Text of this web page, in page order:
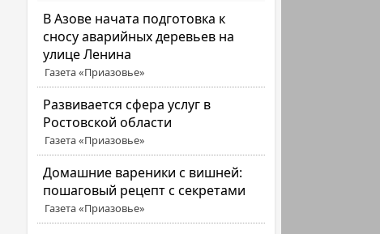
В Азове начата подготовка к
сносу аварийных деревьев на
улице Ленина
Газета «Приазовье»
Развивается сфера услуг в
Ростовской области
Газета «Приазовье»
Домашние вареники с вишней:
пошаговый рецепт с секретами
Газета «Приазовье»